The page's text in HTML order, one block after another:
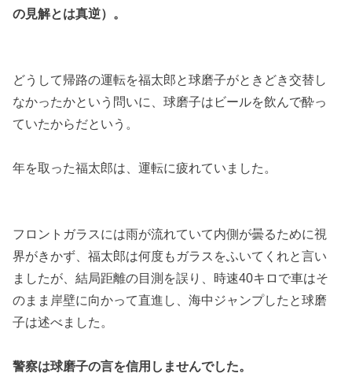
の見解とは真逆）。
どうして帰路の運転を福太郎と球磨子がときどき交替し
なかったかという問いに、球磨子はビールを飲んで酔っ
ていたからだという。
年を取った福太郎は、運転に疲れていました。
フロントガラスには雨が流れていて内側が曇るために視
界がきかず、福太郎は何度もガラスをふいてくれと言い
ましたが、結局距離の目測を誤り、時速40キロで車はそ
のまま岸壁に向かって直進し、海中ジャンプしたと球磨
子は述べました。
警察は球磨子の言を信用しませんでした。